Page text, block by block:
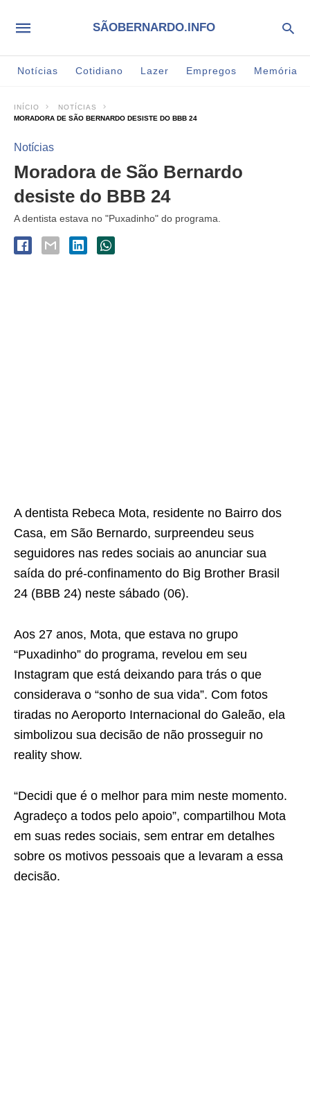
SÃOBERNARDO.INFO
Notícias Cotidiano Lazer Empregos Memória
INÍCIO
NOTÍCIAS
MORADORA DE SÃO BERNARDO DESISTE DO BBB 24
Notícias
Moradora de São Bernardo
desiste do BBB 24
A dentista estava no "Puxadinho" do programa.
A dentista Rebeca Mota, residente no Bairro dos
Casa, em São Bernardo, surpreendeu seus
seguidores nas redes sociais ao anunciar sua
saída do pré-confinamento do Big Brother Brasil
24 (BBB 24) neste sábado (06).
Aos 27 anos, Mota, que estava no grupo
“Puxadinho” do programa, revelou em seu
Instagram que está deixando para trás o que
considerava o “sonho de sua vida”. Com fotos
tiradas no Aeroporto Internacional do Galeão, ela
simbolizou sua decisão de não prosseguir no
reality show.
“Decidi que é o melhor para mim neste momento.
Agradeço a todos pelo apoio”, compartilhou Mota
em suas redes sociais, sem entrar em detalhes
sobre os motivos pessoais que a levaram a essa
decisão.